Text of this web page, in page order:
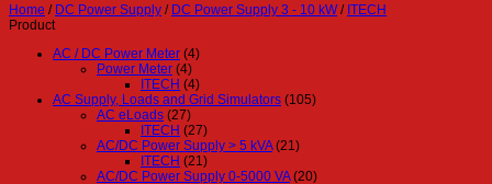
Home / DC Power Supply / DC Power Supply 3 - 10 kW / ITECH
Product
AC / DC Power Meter (4)
Power Meter (4)
ITECH (4)
AC Supply, Loads and Grid Simulators (105)
AC eLoads (27)
ITECH (27)
AC/DC Power Supply > 5 kVA (21)
ITECH (21)
AC/DC Power Supply 0-5000 VA (20)